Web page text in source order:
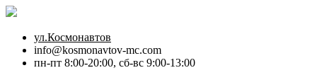
ул.Космонавтов
info@kosmonavtov-mc.com
пн-пт 8:00-20:00, сб-вс 9:00-13:00